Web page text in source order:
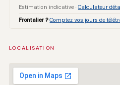
Estimation indicative ·Calculateur
Frontalier ? Comptez vos jours de
LOCALISATION